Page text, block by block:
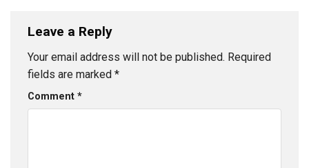
Leave a Reply
Your email address will not be published. Required
fields are marked *
Comment *